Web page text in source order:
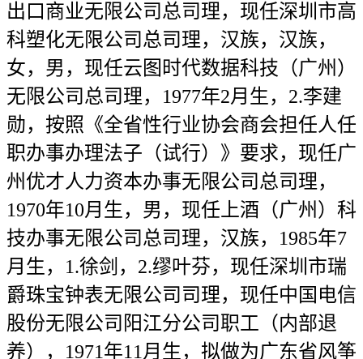
出口商业无限公司总司理，现任深圳市高
科塑化无限公司总司理，汉族，汉族，
女，男，现任云图时代数据科技（广州）
无限公司总司理，1977年2月生，2.李建
勋，按照《全省性行业协会商会担任人任
职办事办理法子（试行）》要求，现任广
州优才人力资本办事无限公司总司理，
1970年10月生，男，现任上酒（广州）科
技办事无限公司总司理，汉族，1985年7
月生，1.徐剑，2.缪叶芬，现任深圳市瑞
爵珠宝钟表无限公司司理，现任中国电信
股份无限公司阳江分公司职工（内部退
养），1971年11月生，拟做为广东省风筝